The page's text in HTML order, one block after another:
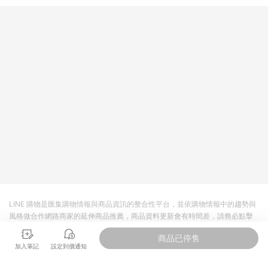
加入筆記 設定到價通知
商品已停售
LINE 購物是匯集購物情報與商品資訊的整合性平台，並依購物情報中的趨勢與
風格做合作網路商家的延伸商品推薦，商品資料更新會有時間差，請務必點擊
商品至各合作網路商家，確認現售價與購物條件，一切資訊以合作廠商網頁為
準。